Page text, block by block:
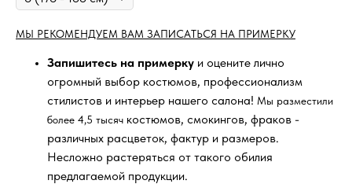
МЫ РЕКОМЕНДУЕМ ВАМ ЗАПИСАТЬСЯ НА ПРИМЕРКУ
Запишитесь на примерку и оцените лично
огромный выбор костюмов, профессионализм
стилистов и интерьер нашего салона! Мы разместили
более 4,5 тысяч костюмов, смокингов, фраков -
различных расцветок, фактур и размеров.
Несложно растеряться от такого обилия
предлагаемой продукции.